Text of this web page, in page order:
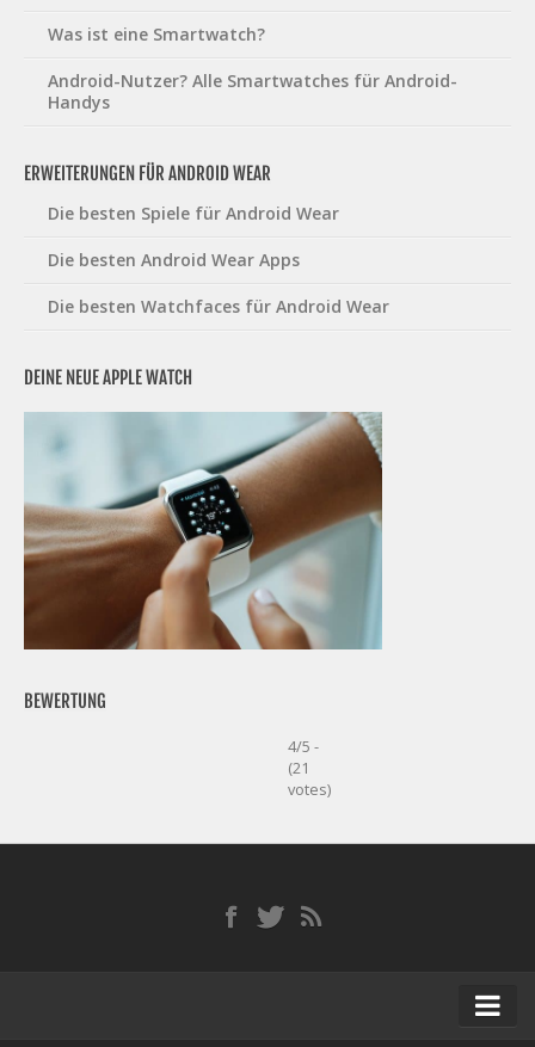
Was ist eine Smartwatch?
Android-Nutzer? Alle Smartwatches für Android-
Handys
ERWEITERUNGEN FÜR ANDROID WEAR
Die besten Spiele für Android Wear
Die besten Android Wear Apps
Die besten Watchfaces für Android Wear
DEINE NEUE APPLE WATCH
BEWERTUNG
4/5 -
(21
votes)